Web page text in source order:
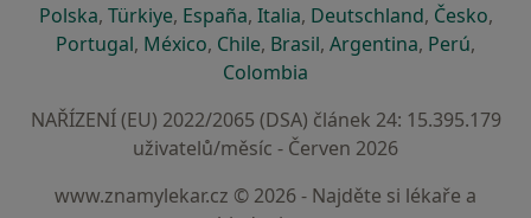
Polskase otevře v nové záložce
, Türkiyese otevře v nové záložce
, Españase otevře v nové záložce
, Italiase otevře v nové záložce
, Deutschlandse otevře v
, Českose
,
Portugalse otevře v nové záložce
, Méxicose otevře v nové záložce
, Chilese otevře v nové záložce
, Brasilse otevře v nové
, Argentinase otevře v
, Perúse
,
Colombia
NAŘÍZENÍ (EU) 2022/2065 (DSA) článek 24: 15.395.179
uživatelů/měsíc - Červen 2026
www.znamylekar.cz © 2026 - Najděte si lékaře a